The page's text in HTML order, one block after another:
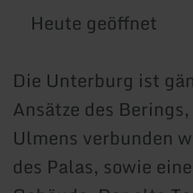
Heute geöffnet
Die Unterburg ist
Ansätze des
Ulmens verbunden
des Palas, sowie